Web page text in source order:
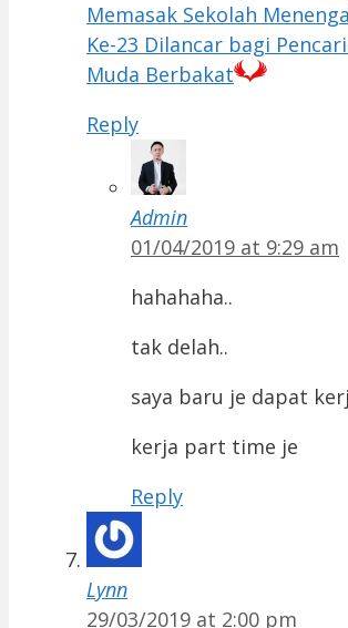
Memasak Sekolah
Ke-23 Dilancar bagi
Muda Berbakat
Reply
Admin
01/04/2019 at 9:29 am
hahahaha..
tak delah..
saya baru je dapat
kerja part time je
Reply
Lynn
29/03/2019 at 2:00 pm